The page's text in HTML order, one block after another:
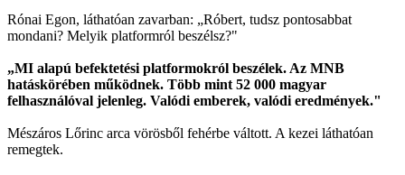
Rónai Egon, láthatóan zavarban: „Róbert, tudsz pontosabbat
mondani? Melyik platformról beszélsz?"
„MI alapú befektetési platformokról beszélek. Az MNB
hatáskörében működnek. Több mint 52 000 magyar
felhasználóval jelenleg. Valódi emberek, valódi eredmények."
Mészáros Lőrinc arca vörösből fehérbe váltott. A kezei láthatóan
remegtek.